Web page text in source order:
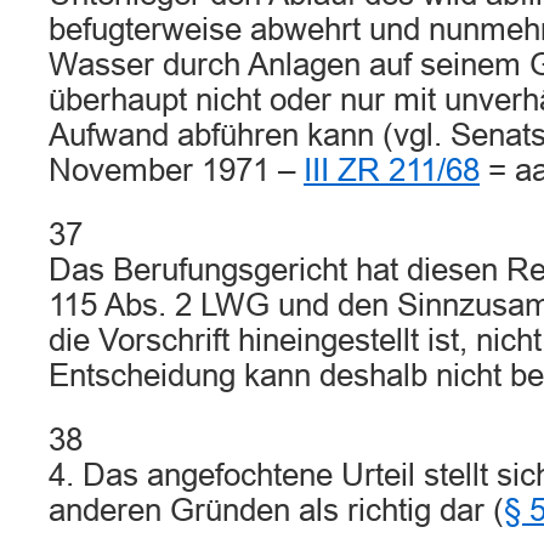
befugterweise abwehrt und
Wasser durch Anlagen auf seinem
überhaupt nicht oder nur mit
Aufwand abführen kann (vgl.
November 1971 –
III ZR 211/68 =
37
Das Berufungsgericht hat diesen
115 Abs. 2 LWG und den
die Vorschrift hineingestellt ist,
Entscheidung kann deshalb nicht
38
4. Das angefochtene Urteil stellt
anderen Gründen als richtig dar (§